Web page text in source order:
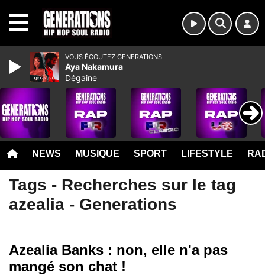
NEWS MUSIQUE SPORT LIFESTYLE
Tags - Recherches sur le tag
azealia - Generations
Azealia Banks : non, elle n'a pas
mangé son chat !
VOUS ÉCOUTEZ GENERATIONS
Aya Nakamura
Dégaine